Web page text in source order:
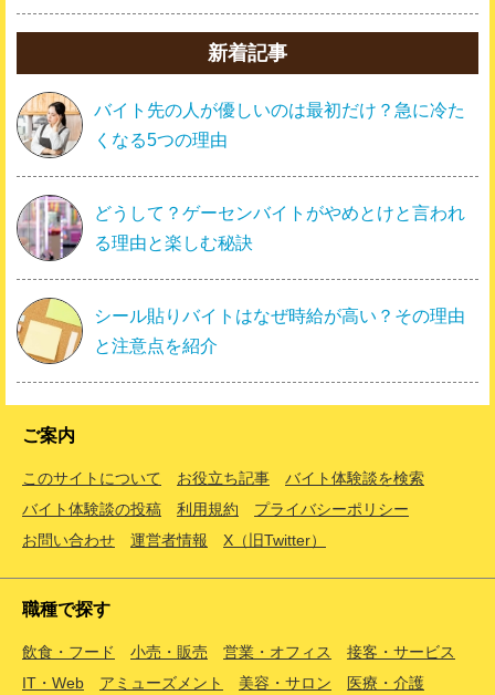
新着記事
バイト先の人が優しいのは最初だけ？急に冷た
くなる5つの理由
どうして？ゲーセンバイトがやめとけと言われ
る理由と楽しむ秘訣
シール貼りバイトはなぜ時給が高い？その理由
と注意点を紹介
ご案内
このサイトについて お役立ち記事
バイト体験談を検索
バイト体験談の投稿
利用規約
プライバシーポリシー
お問い合わせ
運営者情報 X（旧Twitter）
職種で探す
飲食・フード 小売・販売 営業・オフィス
接客・サービス
IT・Web
アミューズメント 美容・サロン 医療・介護